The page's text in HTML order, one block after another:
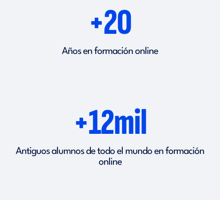
+20
Años en formación online
+12mil
Antiguos alumnos de todo el mundo en formación
online